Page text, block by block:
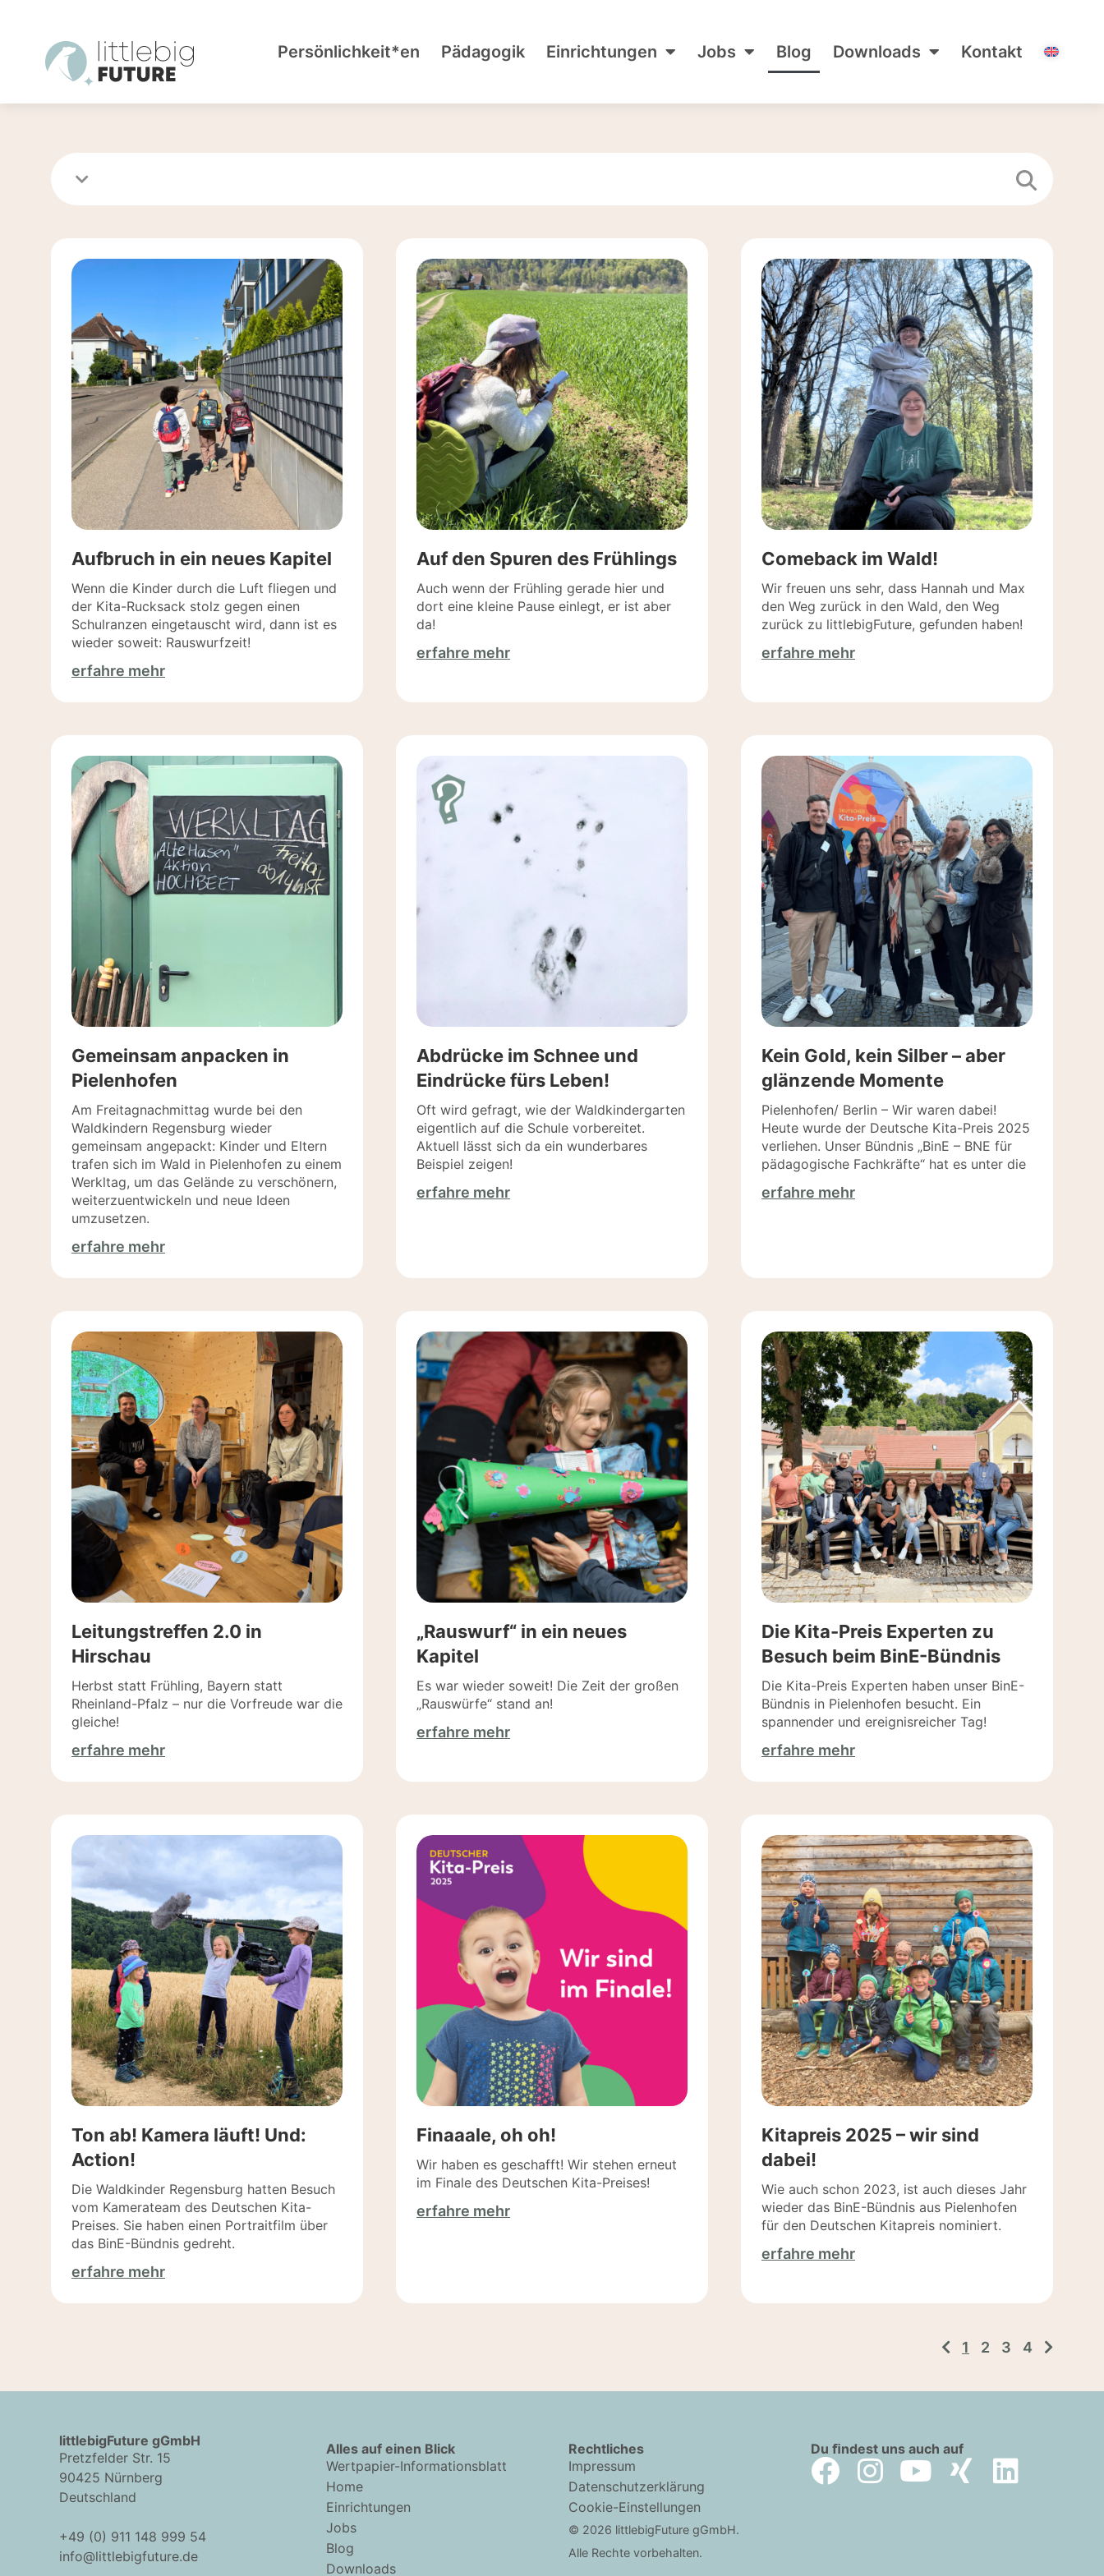
Persönlichkeit*en Pädagogik Einrichtungen Jobs Blog Downloads Kontakt
Aufbruch in ein neues Kapitel
Wenn die Kinder durch die Luft fliegen und
der Kita-Rucksack stolz gegen einen
Schulranzen eingetauscht wird, dann ist es
wieder soweit: Rauswurfzeit!
erfahre mehr
Auf den Spuren des Frühlings
Auch wenn der Frühling gerade hier und
dort eine kleine Pause einlegt, er ist aber
da!
erfahre mehr
Comeback im Wald!
Wir freuen uns sehr, dass Hannah und Max
den Weg zurück in den Wald, den Weg
zurück zu littlebigFuture, gefunden haben!
erfahre mehr
Gemeinsam anpacken in
Pielenhofen
Am Freitagnachmittag wurde bei den
Waldkindern Regensburg wieder
gemeinsam angepackt: Kinder und Eltern
trafen sich im Wald in Pielenhofen zu einem
Werkltag, um das Gelände zu verschönern,
weiterzuentwickeln und neue Ideen
umzusetzen.
erfahre mehr
Abdrücke im Schnee und
Eindrücke fürs Leben!
Oft wird gefragt, wie der Waldkindergarten
eigentlich auf die Schule vorbereitet.
Aktuell lässt sich da ein wunderbares
Beispiel zeigen!
erfahre mehr
Kein Gold, kein Silber – aber
glänzende Momente
Pielenhofen/ Berlin – Wir waren dabei!
Heute wurde der Deutsche Kita-Preis 2025
verliehen. Unser Bündnis „BinE – BNE für
pädagogische Fachkräfte“ hat es unter die
erfahre mehr
Leitungstreffen 2.0 in
Hirschau
Herbst statt Frühling, Bayern statt
Rheinland-Pfalz – nur die Vorfreude war die
gleiche!
erfahre mehr
„Rauswurf“ in ein neues
Kapitel
Es war wieder soweit! Die Zeit der großen
„Rauswürfe“ stand an!
erfahre mehr
Die Kita-Preis Experten zu
Besuch beim BinE-Bündnis
Die Kita-Preis Experten haben unser BinE-
Bündnis in Pielenhofen besucht. Ein
spannender und ereignisreicher Tag!
erfahre mehr
Ton ab! Kamera läuft! Und:
Action!
Die Waldkinder Regensburg hatten Besuch
vom Kamerateam des Deutschen Kita-
Preises. Sie haben einen Portraitfilm über
das BinE-Bündnis gedreht.
erfahre mehr
Finaaale, oh oh!
Wir haben es geschafft! Wir stehen erneut
im Finale des Deutschen Kita-Preises!
erfahre mehr
Kitapreis 2025 – wir sind
dabei!
Wie auch schon 2023, ist auch dieses Jahr
wieder das BinE-Bündnis aus Pielenhofen
für den Deutschen Kitapreis nominiert.
erfahre mehr
1 2 3 4
littlebigFuture gGmbH
Pretzfelder Str. 15
90425 Nürnberg
Deutschland
+49 (0) 911 148 999 54
info@littlebigfuture.de
Alles auf einen Blick
Wertpapier-Informationsblatt
Home
Einrichtungen
Jobs
Blog
Downloads
Rechtliches
Impressum
Datenschutzerklärung
Cookie-Einstellungen
© 2026 littlebigFuture gGmbH.
Alle Rechte vorbehalten.
Du ﬁndest uns auch auf